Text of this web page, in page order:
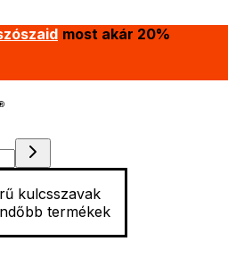
most akár 20%
kulcsszavak
termékek